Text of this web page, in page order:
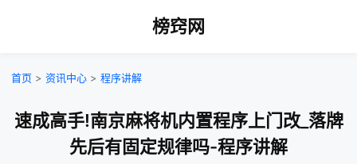
榜窍网
首页 > 资讯中心 > 程序讲解
速成高手!南京麻将机内置程序上门改_落牌
先后有固定规律吗-程序讲解